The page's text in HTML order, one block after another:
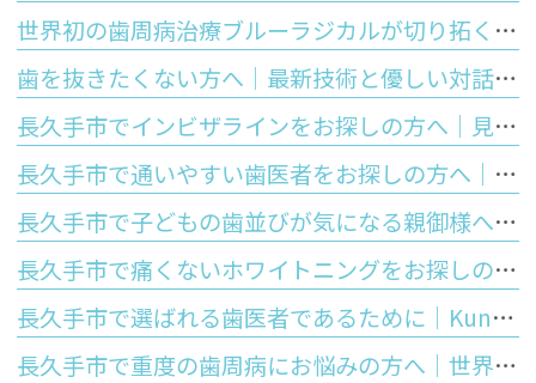
世界初の歯周病治療ブルーラジカルが切り拓く「歯を残す」未来
歯を抜きたくない方へ｜最新技術と優しい対話で守るあなたの大切な歯
長久手市でインビザラインをお探しの方へ｜見た目の美しさと将来の歯の寿命を守る正しい噛み合わせの大切さ
長久手市で通いやすい歯医者をお探しの方へ｜Kuniデンタルクリニックが大切にする安心と優しさ
長久手市で子どもの歯並びが気になる親御様へ｜お口のぽかんと開いた癖が歯並びに与える影響と予防矯正
長久手市で痛くないホワイトニングをお探しの方へ｜しみないポリリン酸ホワイトニングの仕組みと5つのメリットを徹底解説
長久手市で選ばれる歯医者であるために｜Kuniデンタルクリニックが皆様に提供する「5つの強み」と最先端歯科医療
長久手市で重度の歯周病にお悩みの方へ｜世界初の技術「ブルーラジカル」が歯周病治療の常識を変える理由